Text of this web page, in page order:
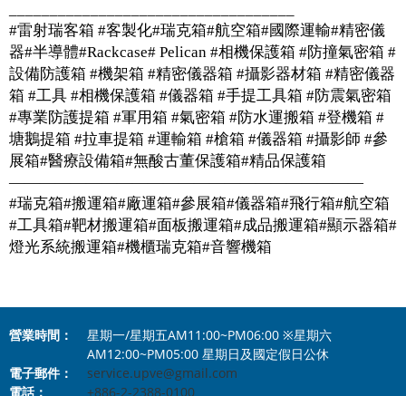
#雷射瑞客箱 #客製化#瑞克箱#航空箱#國際運輸#精密儀
器#半導體#Rackcase# Pelican #相機保護箱 #防撞氣密箱 #
設備防護箱 #機架箱 #精密儀器箱 #攝影器材箱 #精密儀器
箱 #工具 #相機保護箱 #儀器箱 #手提工具箱 #防震氣密箱
#專業防護提箱 #軍用箱 #氣密箱 #防水運搬箱 #登機箱 #
塘鵝提箱 #拉車提箱 #運輸箱 #槍箱 #儀器箱 #攝影師 #參
展箱#醫療設備箱#無酸古董保護箱#精品保護箱
———————————————————————
#瑞克箱#搬運箱#廠運箱#參展箱#儀器箱#飛行箱#航空箱
#工具箱#靶材搬運箱#面板搬運箱#成品搬運箱#顯示器箱#
燈光系統搬運箱#機櫃瑞克箱#音響機箱
營業時間：
星期一/星期五AM11:00~PM06:00 ※星期六
AM12:00~PM05:00 星期日及國定假日公休
電子郵件：
service.upve@gmail.com
電話：
+886-2-2388-0100